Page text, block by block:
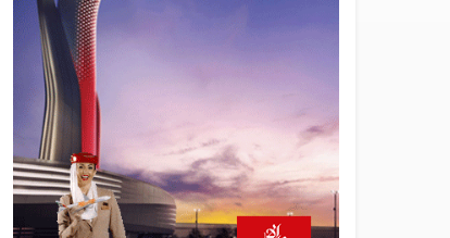
8 saat önce
AJet Uçuşlarıyla Rus Turist
İçin Yeni Türkiye Rotası
Airbus Temmuz bilançosunu
açıkladı: 204 yeni sipariş
9 saat önce